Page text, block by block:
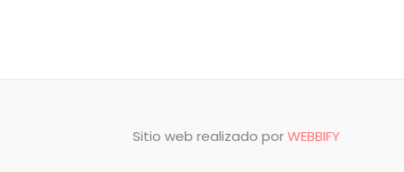
Sitio web realizado porWEBBIFY